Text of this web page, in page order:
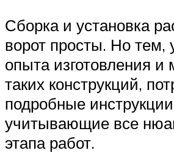
Сборка и установка
ворот просты. Но тем,
опыта изготовления и
таких конструкций,
подробные
учитывающие все
этапа работ.